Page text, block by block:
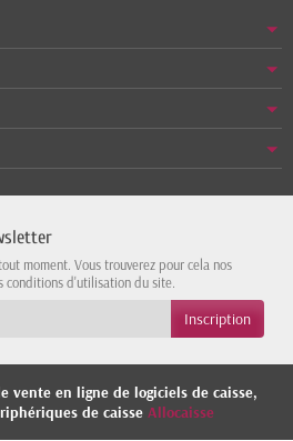
moment. Vous trouverez pour cela nos
conditions d'utilisation du site.
vente en ligne de logiciels de caisse,
de caisse Allocaisse